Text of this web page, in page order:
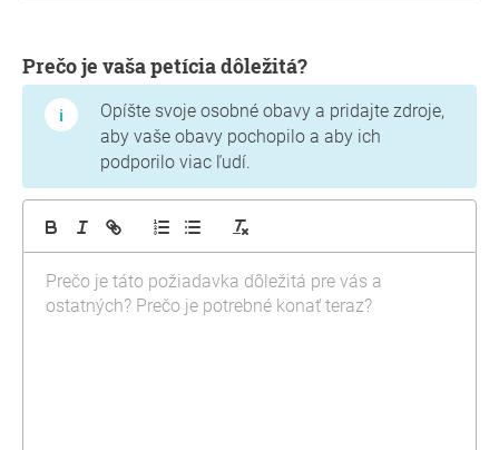
Prečo je vaša petícia dôležitá?
Opíšte svoje osobné obavy a pridajte zdroje,
aby vaše obavy pochopilo a aby ich
podporilo viac ľudí.